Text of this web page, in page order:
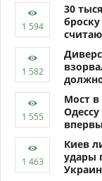
30
Мост в
Киев
удары